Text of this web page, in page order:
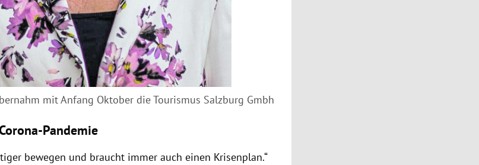
mit Anfang Oktober die Tourismus Salzburg Gmbh
Pandemie
bewegen und braucht immer auch einen Krisenplan.“